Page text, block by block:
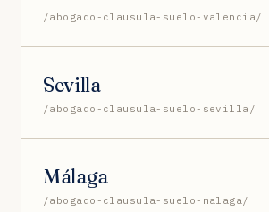
/abogado-clausula-suelo-valencia/
Sevilla
/abogado-clausula-suelo-sevilla/
Málaga
/abogado-clausula-suelo-malaga/